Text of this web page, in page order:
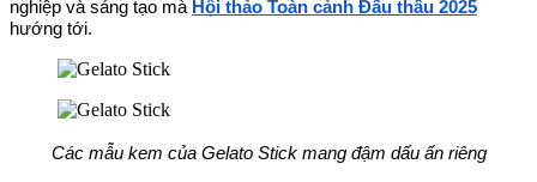
nghiệp và sáng tạo mà Hội thảo Toàn cảnh Đấu thầu 2025
hướng tới.
Các mẫu kem của Gelato Stick mang đậm dấu ấn riêng